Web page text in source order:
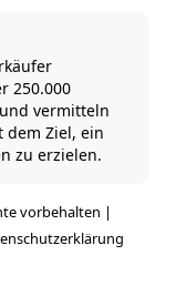
250.000
vermitteln
dem Ziel, ein
zu erzielen.
vorbehalten |